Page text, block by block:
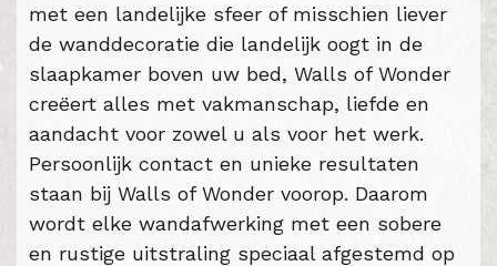
met een landelijke sfeer of misschien liever
de wanddecoratie die landelijk oogt in de
slaapkamer boven uw bed, Walls of Wonder
creëert alles met vakmanschap, liefde en
aandacht voor zowel u als voor het werk.
Persoonlijk contact en unieke resultaten
staan bij Walls of Wonder voorop. Daarom
wordt elke wandafwerking met een sobere
en rustige uitstraling speciaal afgestemd op